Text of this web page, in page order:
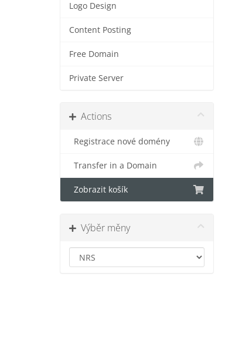
Logo Design
Content Posting
Free Domain
Private Server
Actions
Registrace nové domény
Transfer in a Domain
Zobrazit košík
Výběr měny